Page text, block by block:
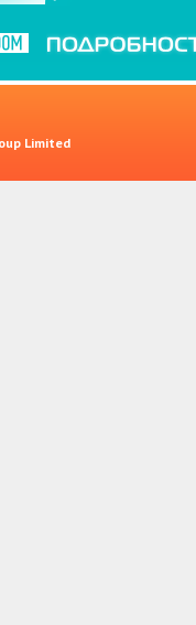
Limited